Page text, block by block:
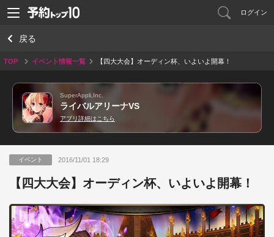
ログイン
戻る
TOP イベント情報一覧 【四大大会】オーディン杯、いよいよ開幕！
SuperAppli,Inc.
ライバルアリーナVS
アプリ詳細はこちら
イベント 2016/11/01 18:29
【四大大会】オーディン杯、いよいよ開幕！